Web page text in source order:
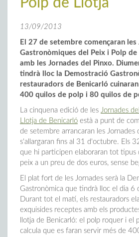
Polp de Llotja
13/09/2013
El 27 de setembre començaran les
Gastronòmiques del Peix i Polp
amb les Jornades del Pinxo.
tindrà lloc la Demostració
restauradors de Benicarló
400 quilos de polp i 80 quilos de
La cinquena edició de les Jornades
Llotja de Benicarló està a punt de
de setembre arrancaran les Jornades
s'allargaran fins al 31 d'octubre. Els
que hi participen elaboraran tot tipus
peix a un preu de dos euros, sense
El plat fort de les Jornades serà la
Gastronòmica que tindrà lloc el dia 6
Durant tot el matí, els restauradors
exquisides receptes amb els
llotja de Benicarló: el polp roquer i el
calcula que es faran servir més de